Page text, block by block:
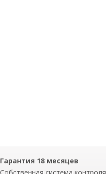
Гарантия 18 месяцев
Собственная система контроля